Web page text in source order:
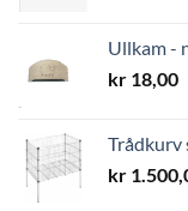
Ullkam -
kr 18,00
Trådkurv
kr